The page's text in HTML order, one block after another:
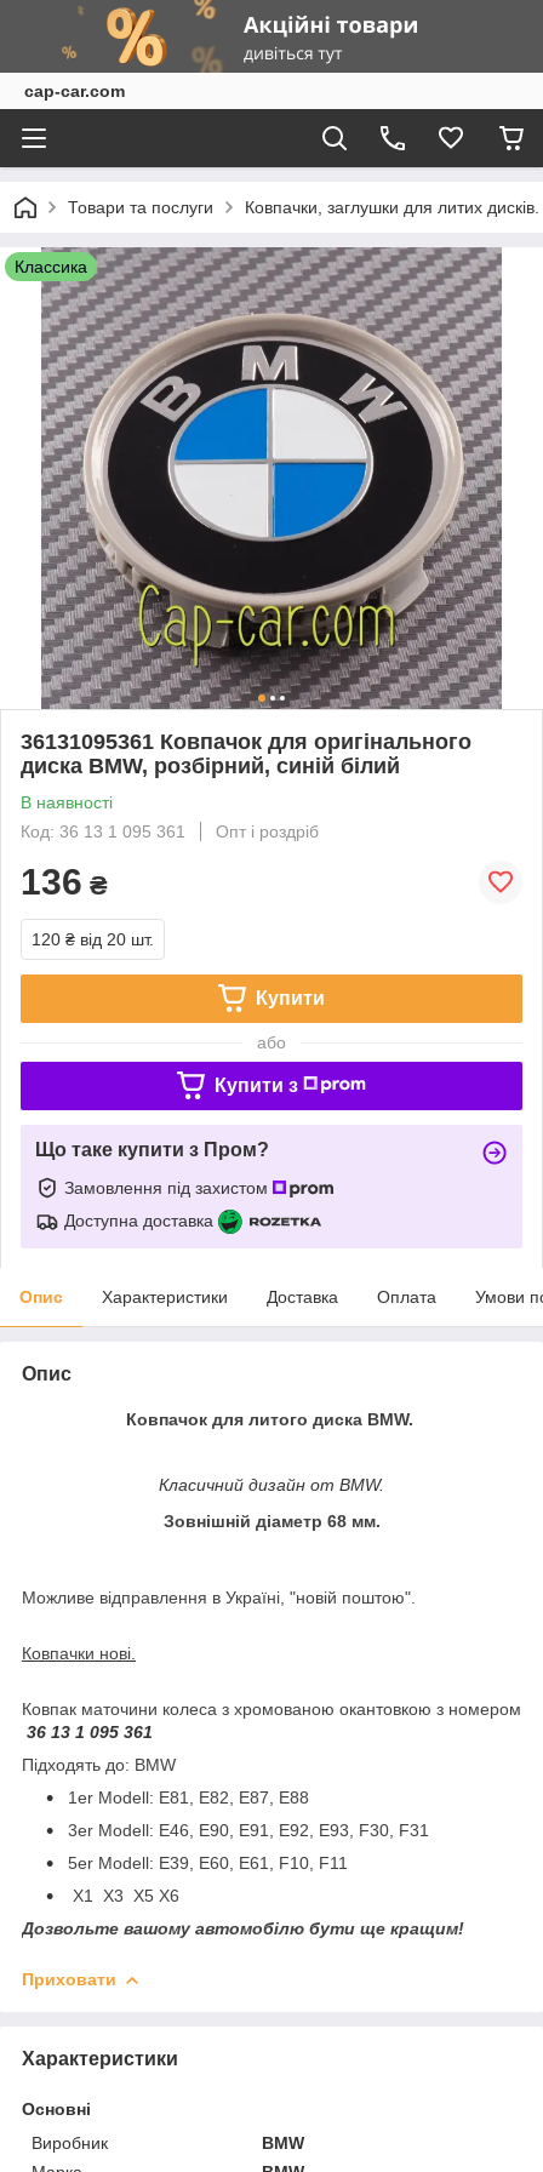
cap-car.com
Товари та послуги Ковпачки, заглушки для литих дисків.
Классика
36131095361 Ковпачок для оригінального
диска BMW, розбірний, синій білий
В наявності
Код: 36 13 1 095 361
Опт і роздріб
136 ₴
120 ₴ від 20 шт.
Купити
або
Купити з
Що таке купити з Пром?
Замовлення під захистом
Доступна доставка
Опис Характеристики Доставка Оплата Умови
Опис
Ковпачок для литого диска BMW.
Класичний дизайн от BMW.
Зовнішній діаметр 68 мм.
Можливе відправлення в Україні, "новій поштою".
Ковпачки нові.
Ковпак маточини колеса з хромованою окантовкою з номером
36 13 1 095 361
Підходять до: BMW
1er Modell: E81, E82, E87, E88
3er Modell: E46, E90, E91, E92, E93, F30, F31
5er Modell: E39, E60, E61, F10, F11
X1 X3 X5 X6
Дозвольте вашому автомобілю бути ще кращим!
Приховати
Характеристики
Основні
Виробник
BMW